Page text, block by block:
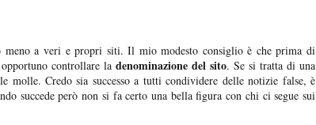
meno a veri e propri siti. Il mio modesto consiglio è che prima di
controllare la denominazione del sito. Se si tratta di una
molle. Credo sia successo a tutti condividere delle notizie false, è
succede però non si fa certo una bella figura con chi ci segue sui